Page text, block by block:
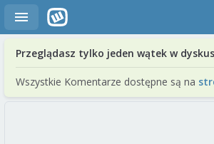
Przeglądasz tylko jeden wątek w
Wszystkie Komentarze dostępne są na